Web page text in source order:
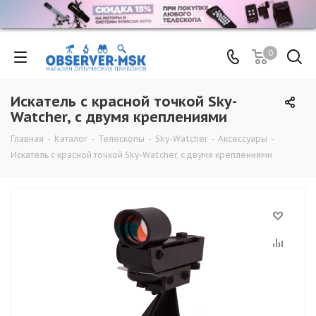
0
Искатель с красной точкой Sky-
Watcher, с двумя креплениями
Главная - Каталог - Телескопы - Sky-Watcher - Аксессуары -
Искатель с красной точкой Sky-Watcher, с двумя креплениями